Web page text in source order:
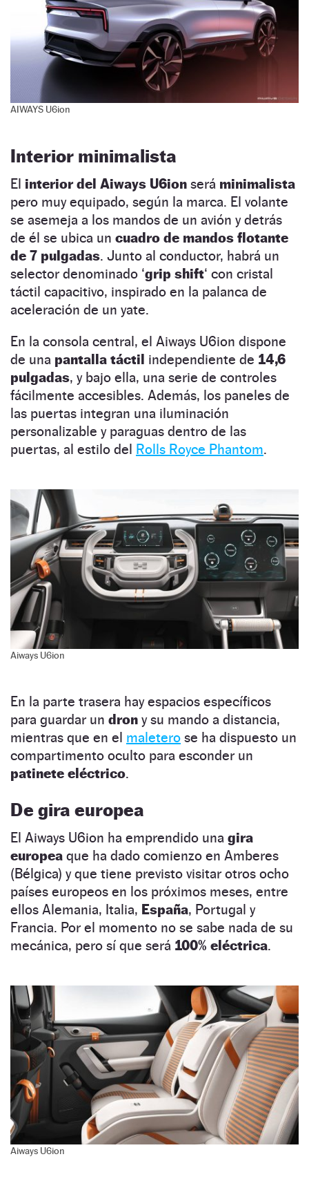
AIWAYS U6ion
Interior minimalista
El interior del Aiways U6ion será minimalista
pero muy equipado, según la marca. El volante
se asemeja a los mandos de un avión y detrás
de él se ubica un cuadro de mandos flotante
de 7 pulgadas. Junto al conductor, habrá un
selector denominado ‘grip shift‘ con cristal
táctil capacitivo, inspirado en la palanca de
aceleración de un yate.
En la consola central, el Aiways U6ion dispone
de una pantalla táctil independiente de 14,6
pulgadas, y bajo ella, una serie de controles
fácilmente accesibles. Además, los paneles de
las puertas integran una iluminación
personalizable y paraguas dentro de las
puertas, al estilo del Rolls Royce Phantom.
Aiways U6ion
En la parte trasera hay espacios específicos
para guardar un dron y su mando a distancia,
mientras que en el maletero se ha dispuesto un
compartimento oculto para esconder un
patinete eléctrico.
De gira europea
El Aiways U6ion ha emprendido una gira
europea que ha dado comienzo en Amberes
(Bélgica) y que tiene previsto visitar otros ocho
países europeos en los próximos meses, entre
ellos Alemania, Italia, España, Portugal y
Francia. Por el momento no se sabe nada de su
mecánica, pero sí que será 100% eléctrica.
Aiways U6ion